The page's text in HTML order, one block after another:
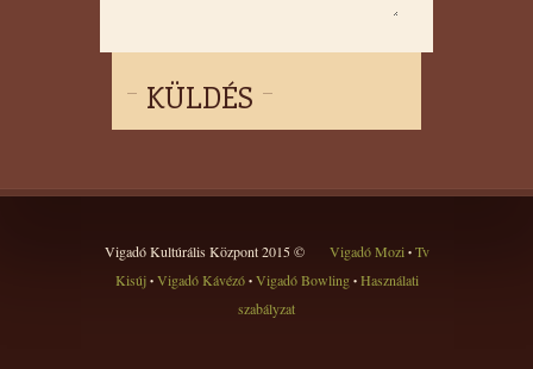
KÜLDÉS
Vigadó Kultúrális Központ 2015 © Vigadó Mozi •Tv
Kisúj • Vigadó Kávézó •Vigadó Bowling •Használati
szabályzat